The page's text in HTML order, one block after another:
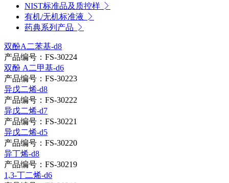
NIST标准品及质控样
有机/无机标准液
药典系列产品
双酚A二苯基-d8
产品编号：FS-30224
双酚 A二甲基-d6
产品编号：FS-30223
异戊二烯-d8
产品编号：FS-30222
异戊二烯-d7
产品编号：FS-30221
异戊二烯-d5
产品编号：FS-30220
异丁烯-d8
产品编号：FS-30219
1,3-丁二烯-d6